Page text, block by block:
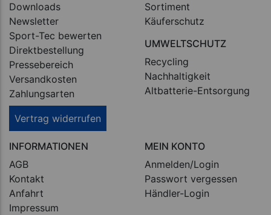
Downloads
Newsletter
Sport-Tec bewerten
Direktbestellung
Pressebereich
Versandkosten
Zahlungsarten
Vertrag widerrufen
Sortiment
Käuferschutz
UMWELTSCHUTZ
Recycling
Nachhaltigkeit
Altbatterie-Entsorgung
INFORMATIONEN
AGB
Kontakt
Anfahrt
Impressum
MEIN KONTO
Anmelden/Login
Passwort vergessen
Händler-Login